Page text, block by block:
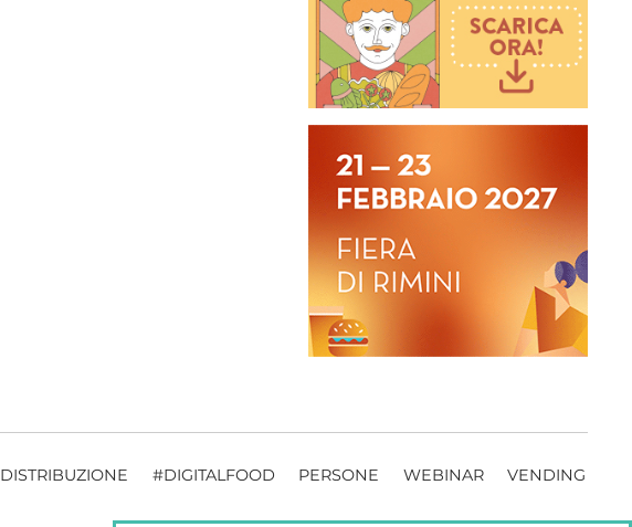
DISTRIBUZIONE #DIGITALFOOD PERSONE WEBINAR VENDING